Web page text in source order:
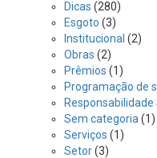
Dicas (280)
Esgoto (3)
Institucional (2)
Obras (2)
Prêmios (1)
Programação de
Responsabilidade
Sem categoria (1)
Serviços (1)
Setor(3)